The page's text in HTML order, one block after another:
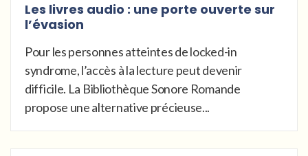
Les livres audio : une porte ouverte sur
l’évasion
Pour les personnes atteintes de locked-in
syndrome, l’accès à la lecture peut devenir
difficile. La Bibliothèque Sonore Romande
propose une alternative précieuse...